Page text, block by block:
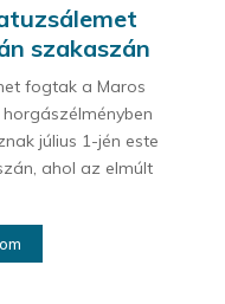
szakaszán
fogtak a Maros
július 1-jén este
ahol az elmúlt